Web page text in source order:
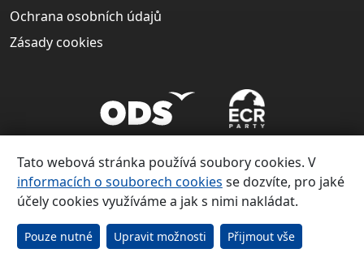
Ochrana osobních údajů
Zásady cookies
Copyright ©
Občanská demokratická strana 1991 – 2026
Tato webová stránka používá soubory cookies. V
informacích o souborech cookies se dozvíte, pro jaké
účely cookies využíváme a jak s nimi nakládat.
Pouze nutné Upravit možnosti Přijmout vše